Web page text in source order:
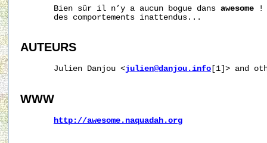
       Bien sûr il n’y a aucun bogue dans
awesome !
       des comportements inattendus...
AUTEURS
       Julien Danjou <
julien@danjou.info [1]> and
WWW
http://awesome.naquadah.org